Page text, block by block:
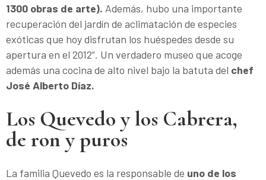
1300 obras de arte). Además, hubo una importante
recuperación del jardín de aclimatación de especies
exóticas que hoy disfrutan los huéspedes desde su
apertura en el 2012”. Un verdadero museo que acoge
además una cocina de alto nivel bajo la batuta del chef
José Alberto Díaz.
Los Quevedo y los Cabrera,
de ron y puros
La familia Quevedo es la responsable de uno de los